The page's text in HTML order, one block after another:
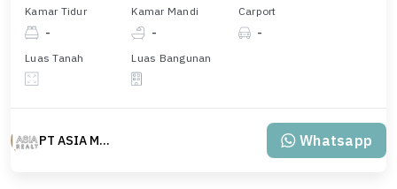
Kamar Tidur
-
Kamar Mandi
-
Carport
-
Luas Tanah Luas Bangunan
PT ASIA MAS REALTY Whatsapp